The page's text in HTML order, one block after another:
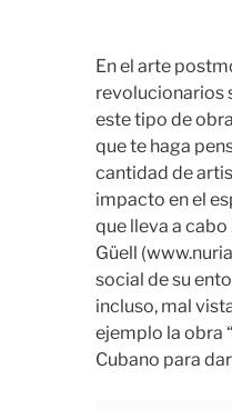
En el arte
revolucionarios
este tipo de
que te haga
cantidad de
impacto en el
que lleva a
Güell
social de su
incluso, mal
ejemplo la obra
Cubano para